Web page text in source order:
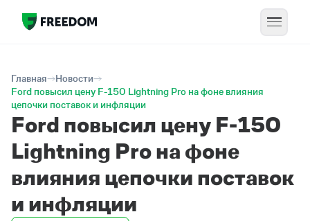
Главная
Новости
Ford повысил цену F-150 Lightning Pro на фоне влияния
цепочки поставок и инфляции
Ford повысил цену F-150
Lightning Pro на фоне
влияния цепочки поставок
и инфляции